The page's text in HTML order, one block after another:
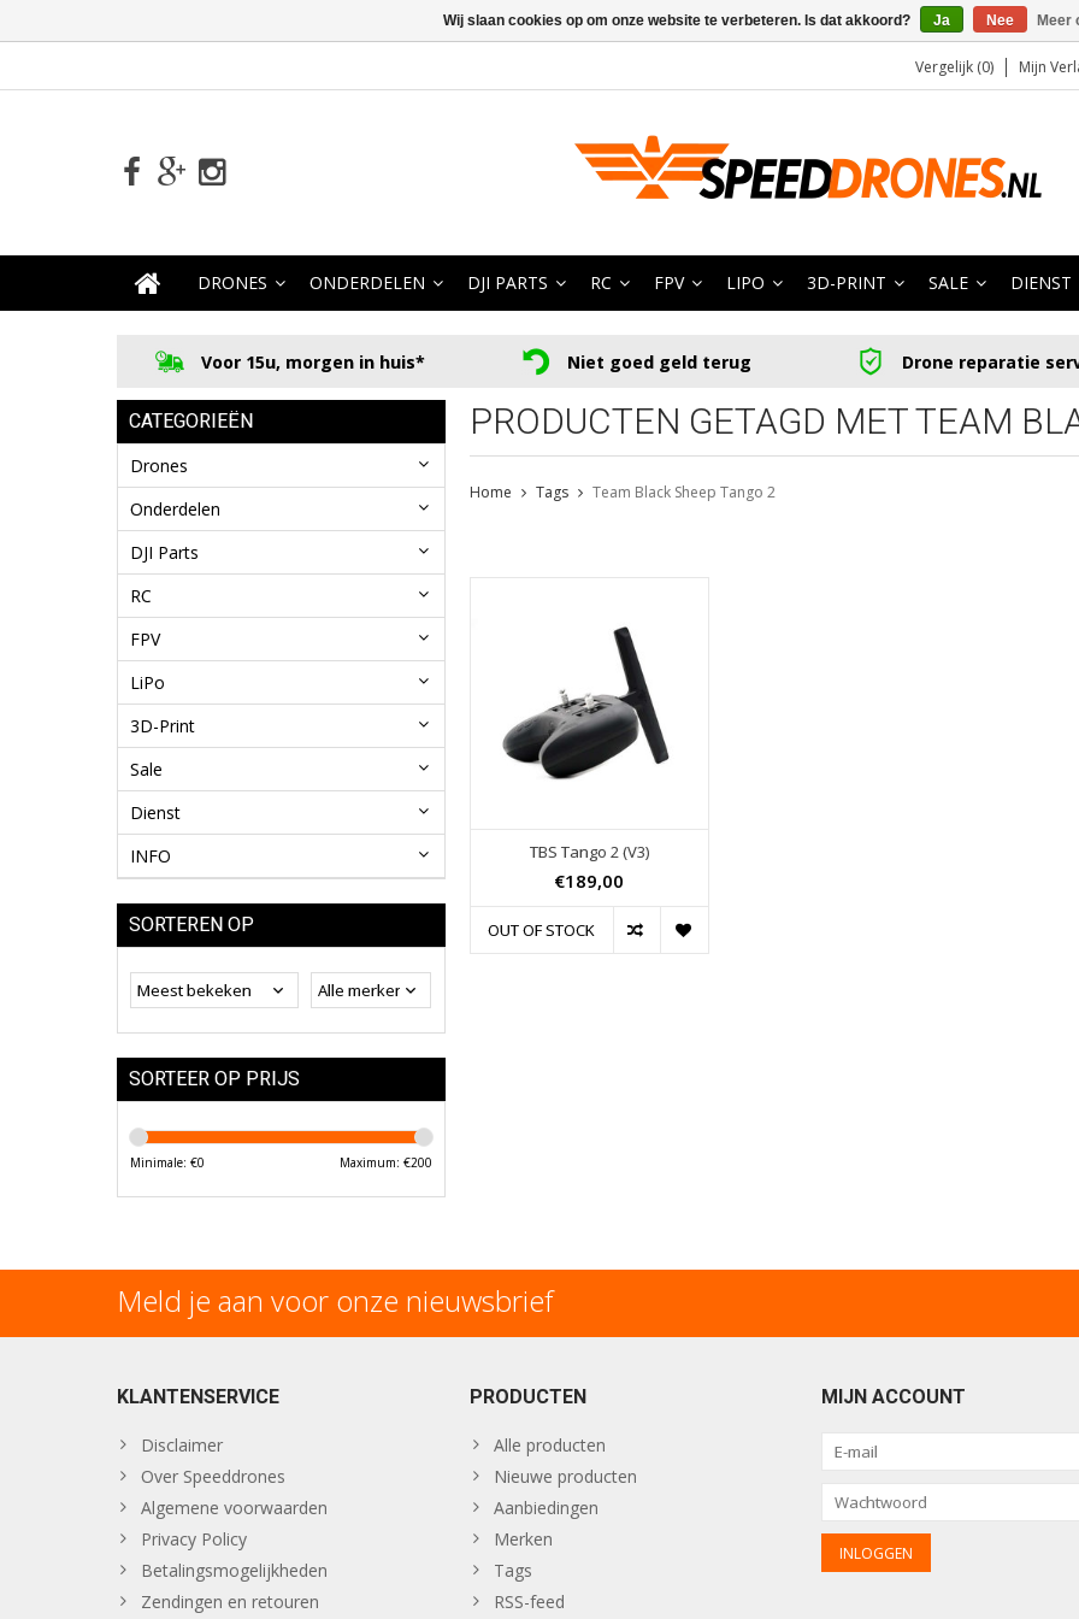
Vergelijk (0) Mijn
DRONES ONDERDELEN DJI PARTS RC FPV LIPO 3D-PRINT SALE DIENST
Voor 15u, morgen in huis* Niet goed geld terug Drone reparatie
CATEGORIEËN
Drones
Onderdelen
DJI Parts
RC
FPV
LiPo
3D-Print
Sale
Dienst
INFO
SORTEREN OP
SORTEER OP PRIJS
Minimale: €0 Maximum: €200
PRODUCTEN GETAGD MET TEAM
Home Tags Team Black Sheep Tango 2
TBS Tango 2 (V3)
€189,00
OUT OF STOCK
Meld je aan voor onze nieuwsbrief
KLANTENSERVICE
Disclaimer
Over Speeddrones
Algemene voorwaarden
Privacy Policy
Betalingsmogelijkheden
Zendingen en retouren
PRODUCTEN
Alle producten
Nieuwe producten
Aanbiedingen
Merken
Tags
RSS-feed
MIJN ACCOUNT
Wij slaan cookies op om onze website te verbeteren. Is dat akkoord? Ja Nee Meer